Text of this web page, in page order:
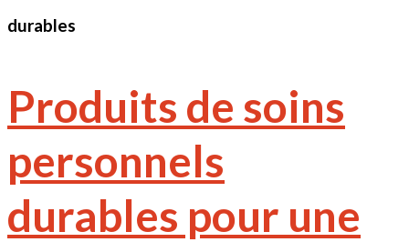
durables
Produits de soins
personnels
durables pour une